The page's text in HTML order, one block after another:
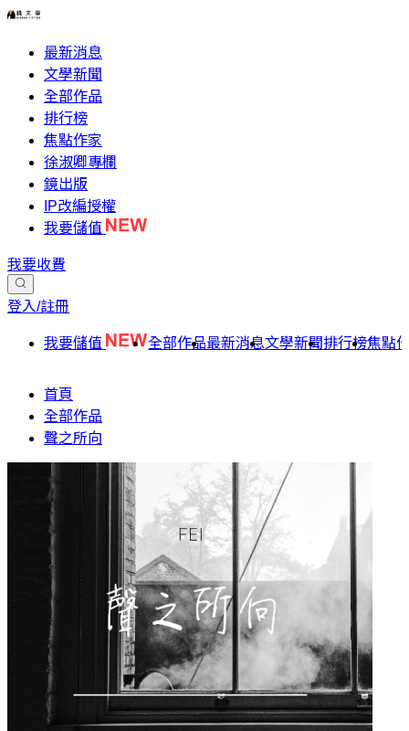
最新消息
文學新聞
全部作品
排行榜
焦點作家
徐淑卿專欄
鏡出版
IP改編授權
我要儲值
我要收費
登入/註冊
我要儲值 全部作品最新消息文學新聞排行榜焦點
首頁
全部作品
聲之所向